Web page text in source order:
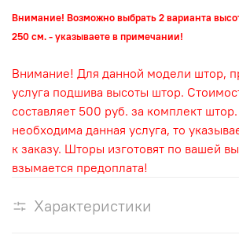
Внимание! Возможно выбрать 2 варианта
250 см. - указываете в примечании!
Внимание! Для данной модели штор,
услуга подшива высоты штор.
составляет 500 руб. за комплект
необходима данная услуга, то
к заказу. Шторы изготовят по вашей
взымается предоплата!
Характеристики